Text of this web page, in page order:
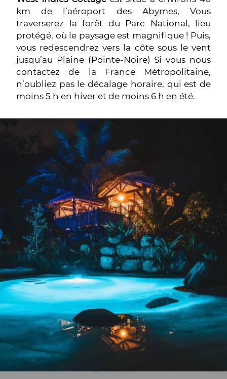
km de l’aéroport des Abymes, Vous
traverserez la forêt du Parc National, lieu
protégé, où le paysage est magnifique ! Puis,
vous redescendrez vers la côte sous le vent
jusqu’au Plaine (Pointe-Noire) Si vous nous
contactez de la France Métropolitaine,
n’oubliez pas le décalage horaire, qui est de
moins 5 h en hiver et de moins 6 h en été.